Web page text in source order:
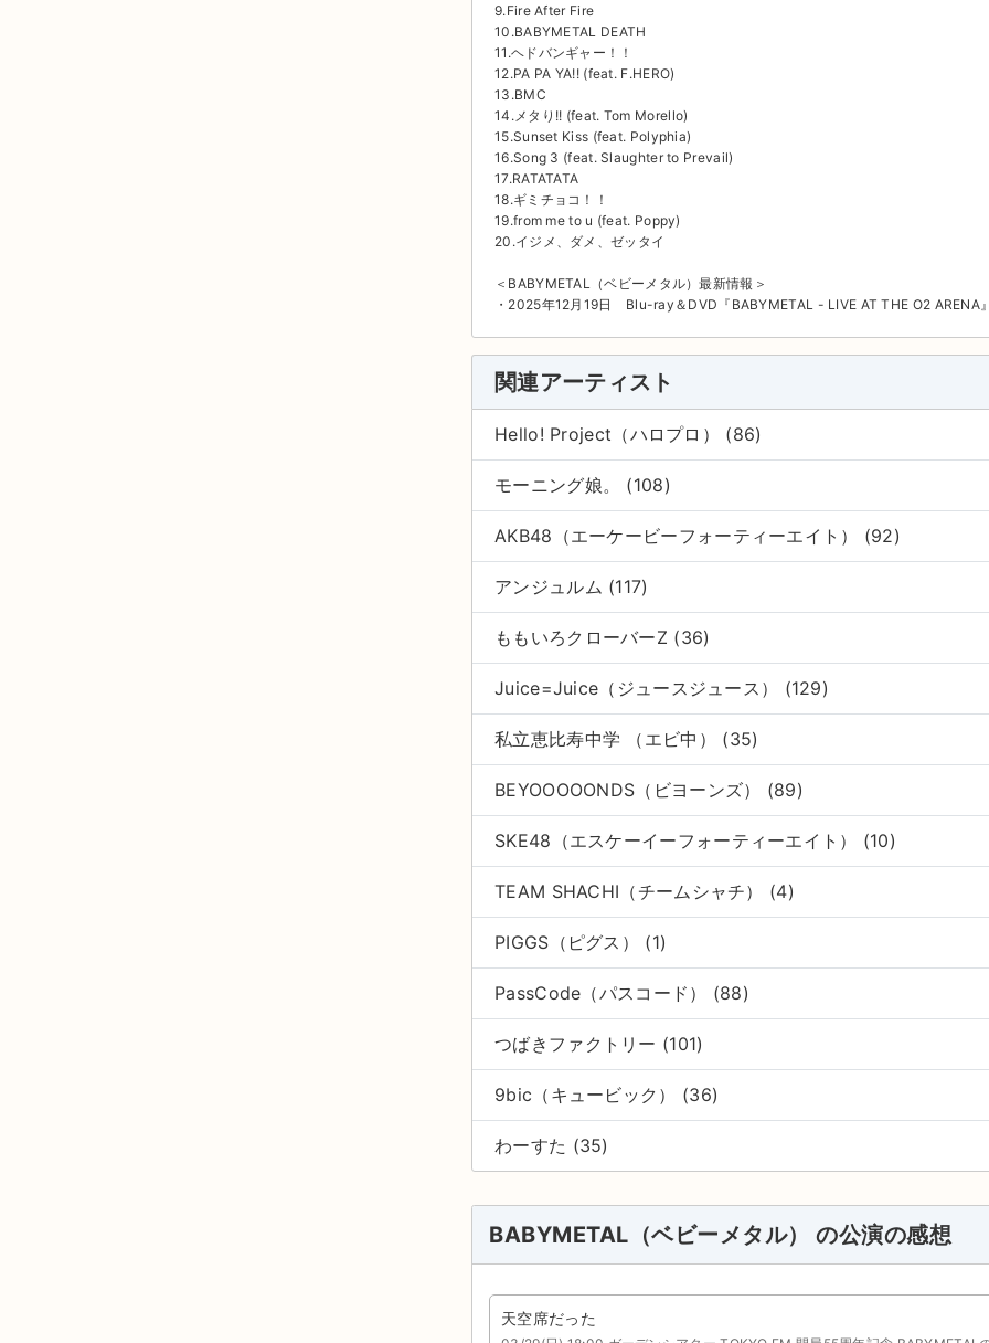
9.Fire After Fire
10.BABYMETAL DEATH
11.ヘドバンギャー！！
12.PA PA YA!! (feat. F.HERO)
13.BMC
14.メタり!! (feat. Tom Morello)
15.Sunset Kiss (feat. Polyphia)
16.Song 3 (feat. Slaughter to Prevail)
17.RATATATA
18.ギミチョコ！！
19.from me to u (feat. Poppy)
20.イジメ、ダメ、ゼッタイ
＜BABYMETAL（ベビーメタル）最新情報＞
・2025年12月19日 Blu-ray＆DVD『BABYMETAL - LIVE AT THE O2 ARENA
関連アーティスト
Hello! Project（ハロプロ） (86)
モーニング娘。 (108)
AKB48（エーケービーフォーティーエイト） (92)
アンジュルム (117)
ももいろクローバーZ (36)
Juice=Juice（ジュースジュース） (129)
私立恵比寿中学 （エビ中） (35)
BEYOOOOONDS（ビヨーンズ） (89)
SKE48（エスケーイーフォーティーエイト） (10)
TEAM SHACHI（チームシャチ） (4)
PIGGS（ピグス） (1)
PassCode（パスコード） (88)
つばきファクトリー (101)
9bic（キュービック） (36)
わーすた (35)
BABYMETAL（ベビーメタル） の公演の感想
天空席だった